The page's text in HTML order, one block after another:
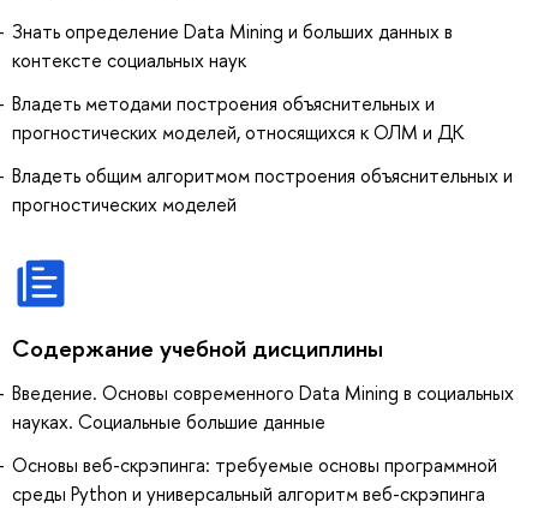
Знать определение Data Mining и больших данных в
контексте социальных наук
Владеть методами построения объяснительных и
прогностических моделей, относящихся к ОЛМ и ДК
Владеть общим алгоритмом построения объяснительных и
прогностических моделей
Содержание учебной дисциплины
Введение. Основы современного Data Mining в социальных
науках. Социальные большие данные
Основы веб-скрэпинга: требуемые основы программной
среды Python и универсальный алгоритм веб-скрэпинга